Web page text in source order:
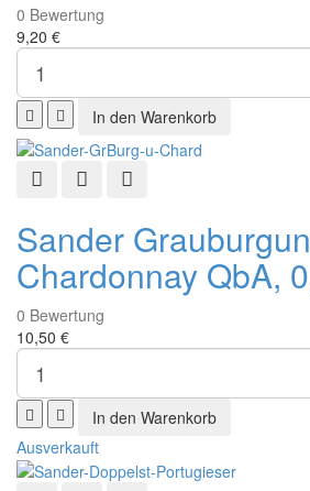
0 Bewertung
9,20 €
SchnellansichtZur Wunschliste hinzufügen
Sander
Chardonnay QbA,
0 Bewertung
10,50 €
Ausverkauft